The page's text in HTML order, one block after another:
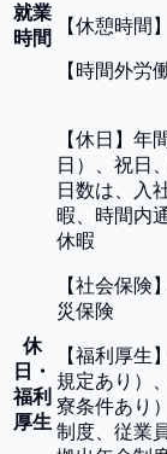
就業
時間
【休憩時間 】
【 時間外労
休
日・
福利
厚生
【休日 】 年
日）、祝日
日数は、入
暇、時間内
休暇
【社会保険 】
災保険
【福利厚生 】
規定あり）
寮条件あり
制度、従業